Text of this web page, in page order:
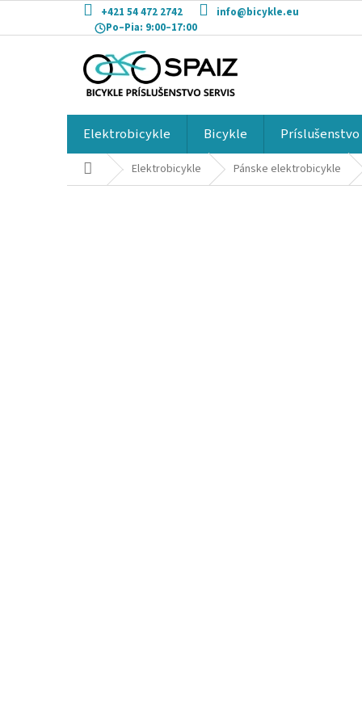
obsah
+421 54 472 2742
info@bicykle.eu
Po–Pia: 9:00–17:00
Elektrobicykle Bicykle Príslušenstvo
DomovElektrobicykle Pánske elektrobicykle